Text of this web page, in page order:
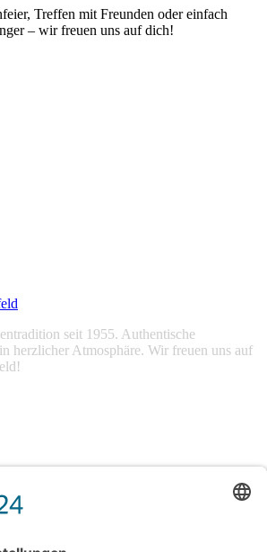
Treffen mit Freunden oder einfach
– wir freuen uns auf dich!
seit 1955. Authentische
herzlicher Atmosphäre. Wir freuen uns auf